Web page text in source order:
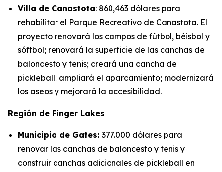
Villa de Canastota: 860,463 dólares para
rehabilitar el Parque Recreativo de Canastota. El
proyecto renovará los campos de fútbol, béisbol y
sóftbol; renovará la superficie de las canchas de
baloncesto y tenis; creará una cancha de
pickleball; ampliará el aparcamiento; modernizará
los aseos y mejorará la accesibilidad.
Región de Finger Lakes
Municipio de Gates: 377.000 dólares para
renovar las canchas de baloncesto y tenis y
construir canchas adicionales de pickleball en